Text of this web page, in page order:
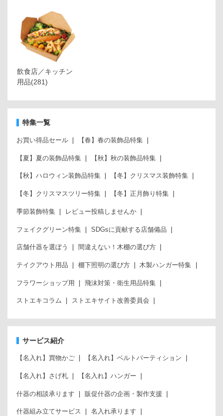
飲食店／キッチン
用品(281)
特集一覧
お買い得品セール 【春】春の装飾品特集
【夏】夏の装飾品特集 【秋】秋の装飾品特集
【秋】ハロウィン装飾品特集 【冬】クリスマス装飾特集
【冬】クリスマスツリー特集 【冬】正月飾り特集
季節装飾特集 レビュー投稿しませんか
フェイクグリーン特集 SDGsに貢献する店舗備品
店舗什器を選ぼう 間違えない！木棚の選び方
テイクアウト用品 棚下照明の選び方 木製ハンガー特集
フラワーショップ用 飛沫対策・衛生用品特集
ストエキコラム ストエキサイト改善委員会
サービス紹介
【名入れ】買物かご 【名入れ】ベルトパーティション
【名入れ】さげ札 【名入れ】ハンガー
什器の相談承ります 販促什器の企画・製作支援
什器組み立てサービス 名入れ承ります